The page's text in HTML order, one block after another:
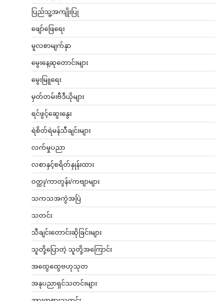
ပြည်သူ့အကျိုးပြု
ဖျော်ဖြေရေး
မူလစာမျက်နှာ
မွေးနေ့ဆုတောင်းများ
မွေးမြူရေး
မှတ်တမ်းဗီဒီယိုများ
ရင်ဖွင့်ဆွေးနွေး
ရဲစိတ်ရဲမန်သီချင်းများ
လက်မှုပညာ
လစာနှင့်စရိတ်နှုန်းထား
ဝတ္ထု/ကာတွန်း/ကဗျာများ
သကသအကွဲအပြဲ
သတင်း
သီချင်းတောင်းဆိုခြင်းများ
သူတို့ပြောတဲ့ သူတို့အကြောင်း
အထွေထွေဗဟုသုတ
အနုပညာရှင်သတင်းများ